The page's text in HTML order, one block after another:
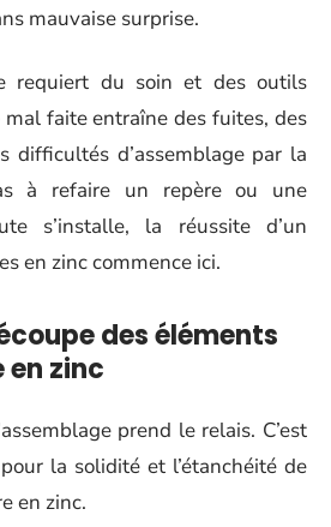
mauvaise surprise.
requiert du soin et des outils
mal faite entraîne des fuites, des
difficultés d’assemblage par la
à refaire un repère ou une
s’installe, la réussite d’un
en zinc commence ici.
des éléments
zinc
prend le relais. C’est
la solidité et l’étanchéité de
en zinc.